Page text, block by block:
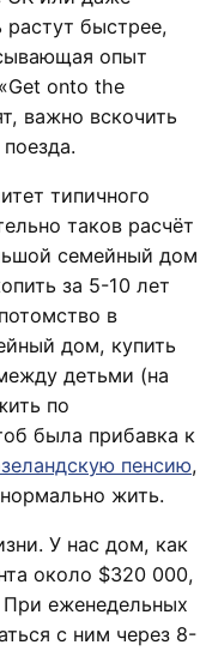
быстрее,
опыт
onto the
важно вскочить
типичного
таков расчёт
семейный дом
за 5-10 лет
в
дом, купить
детьми (на
по
была прибавка к
пенсию,
жить.
У нас дом, как
около $320 000,
еженедельных
с ним через 8-